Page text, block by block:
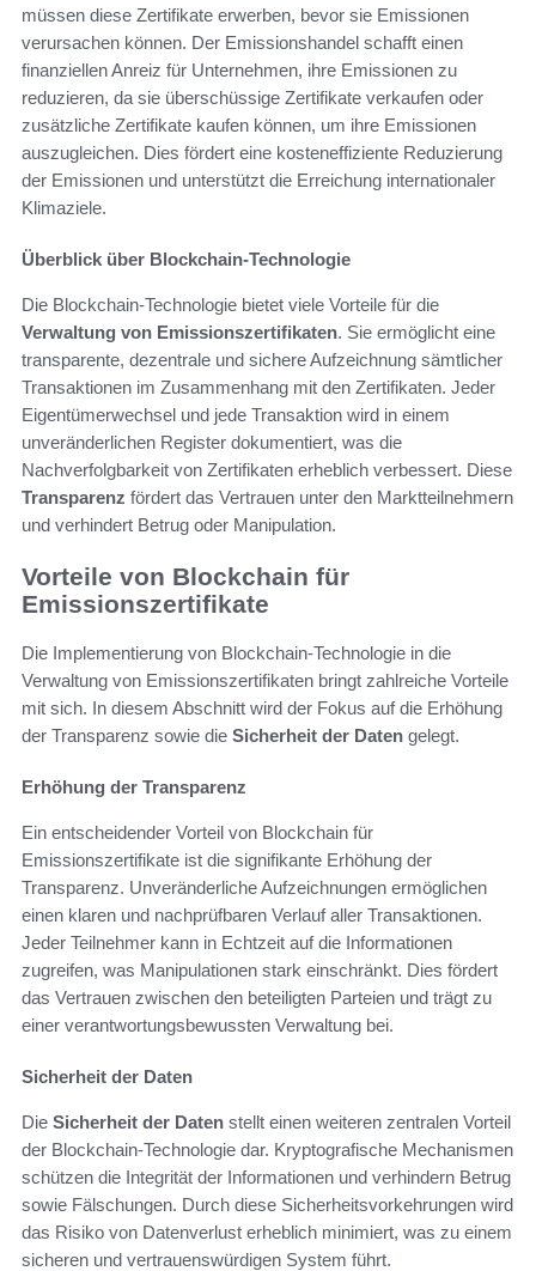
müssen diese Zertifikate erwerben, bevor sie Emissionen
verursachen können. Der Emissionshandel schafft einen
finanziellen Anreiz für Unternehmen, ihre Emissionen zu
reduzieren, da sie überschüssige Zertifikate verkaufen oder
zusätzliche Zertifikate kaufen können, um ihre Emissionen
auszugleichen. Dies fördert eine kosteneffiziente Reduzierung
der Emissionen und unterstützt die Erreichung internationaler
Klimaziele.
Überblick über Blockchain-Technologie
Die Blockchain-Technologie bietet viele Vorteile für die
Verwaltung von Emissionszertifikaten. Sie ermöglicht eine
transparente, dezentrale und sichere Aufzeichnung sämtlicher
Transaktionen im Zusammenhang mit den Zertifikaten. Jeder
Eigentümerwechsel und jede Transaktion wird in einem
unveränderlichen Register dokumentiert, was die
Nachverfolgbarkeit von Zertifikaten erheblich verbessert. Diese
Transparenz fördert das Vertrauen unter den Marktteilnehmern
und verhindert Betrug oder Manipulation.
Vorteile von Blockchain für
Emissionszertifikate
Die Implementierung von Blockchain-Technologie in die
Verwaltung von Emissionszertifikaten bringt zahlreiche Vorteile
mit sich. In diesem Abschnitt wird der Fokus auf die Erhöhung
der Transparenz sowie die Sicherheit der Daten gelegt.
Erhöhung der Transparenz
Ein entscheidender Vorteil von Blockchain für
Emissionszertifikate ist die signifikante Erhöhung der
Transparenz. Unveränderliche Aufzeichnungen ermöglichen
einen klaren und nachprüfbaren Verlauf aller Transaktionen.
Jeder Teilnehmer kann in Echtzeit auf die Informationen
zugreifen, was Manipulationen stark einschränkt. Dies fördert
das Vertrauen zwischen den beteiligten Parteien und trägt zu
einer verantwortungsbewussten Verwaltung bei.
Sicherheit der Daten
Die Sicherheit der Daten stellt einen weiteren zentralen Vorteil
der Blockchain-Technologie dar. Kryptografische Mechanismen
schützen die Integrität der Informationen und verhindern Betrug
sowie Fälschungen. Durch diese Sicherheitsvorkehrungen wird
das Risiko von Datenverlust erheblich minimiert, was zu einem
sicheren und vertrauenswürdigen System führt.